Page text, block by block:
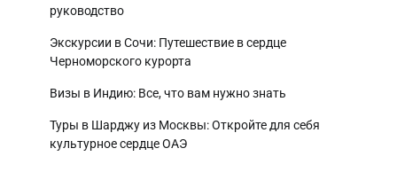
руководство
Экскурсии в Сочи: Путешествие в сердце
Черноморского курорта
Визы в Индию: Все, что вам нужно знать
Туры в Шарджу из Москвы: Откройте для себя
культурное сердце ОАЭ